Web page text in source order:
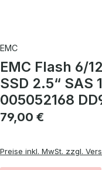
EMC
EMC Flash 6/
SSD 2.5“ SAS
005052168
Regulärer Preis:
79,00 €
Preise inkl. MwSt. zzgl.